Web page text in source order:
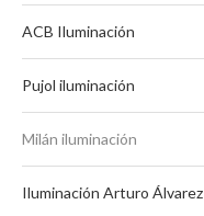
ACB Iluminación
Pujol iluminación
Milán iluminación
Iluminación Arturo Álvarez